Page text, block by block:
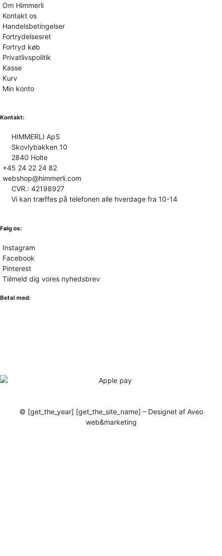
Om Himmerli
Kontakt os
Handelsbetingelser
Fortrydelsesret
Fortryd køb
Privatlivspolitik
Kasse
Kurv
Min konto
Kontakt:
HIMMERLI ApS
Skovlybakken 10
2840 Holte
+45 24 22 24 82
webshop@himmerli.com
CVR.: 42198927
Vi kan træffes på telefonen alle hverdage fra 10-14
Følg os:
Instagram
Facebook
Pinterest
Tiilmeld dig vores nyhedsbrev
Betal med:
© [get_the_year] [get_the_site_name] – Designet af Aveo
web&marketing